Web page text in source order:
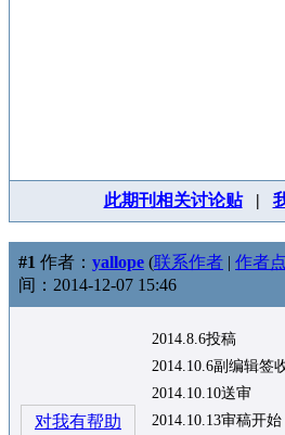
此期刊相关讨论贴|
#1 作者： yallope (联系作者 | 作者
间：2014-12-07 15:46
对我有帮助
2014.8.6投稿
2014.10.6副编辑签
2014.10.10送审
2014.10.13审稿开始